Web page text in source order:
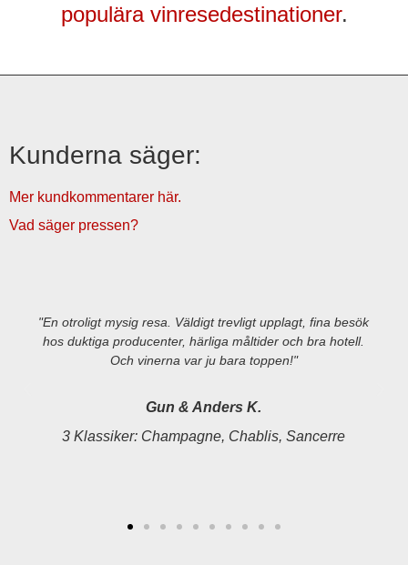
populära vinresedestinationer.
Kunderna säger:
Mer kundkommentarer här.
Vad säger pressen?
"En otroligt mysig resa. Väldigt trevligt upplagt, fina besök
hos duktiga producenter, härliga måltider och bra hotell.
Och vinerna var ju bara toppen!"
Gun & Anders K.
3 Klassiker: Champagne, Chablis, Sancerre